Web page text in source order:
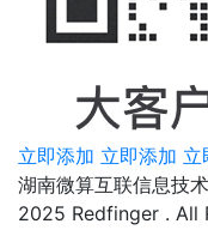
立即添加 立即添加 立
湖南微算互联信息技
2025 Redfinger . All